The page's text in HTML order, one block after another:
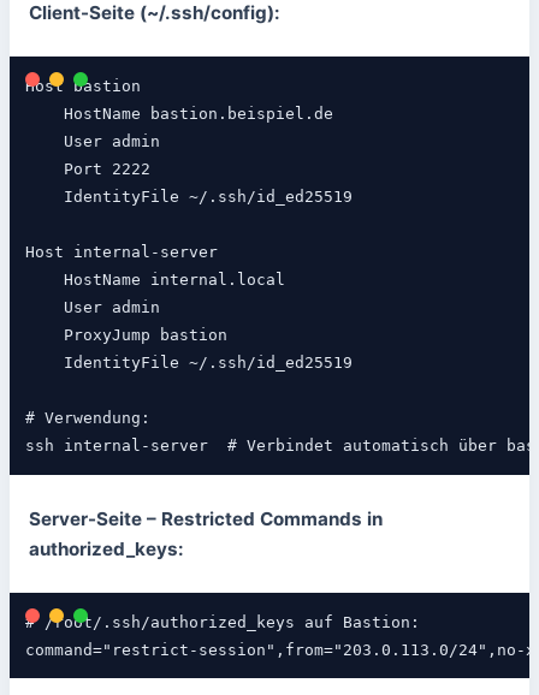
Client-Seite (~/.ssh/config):
Host bastion
    HostName bastion.beispiel.de
    User admin
    Port 2222
    IdentityFile ~/.ssh/id_ed25519
Host internal-server
    HostName internal.local
    User admin
    ProxyJump bastion
    IdentityFile ~/.ssh/id_ed25519
# Verwendung:
ssh internal-server  # Verbindet automatisch über
Server-Seite – Restricted Commands in
authorized_keys:
# /root/.ssh/authorized_keys auf Bastion:
command="restrict-session",from="203.0.113.0/24",no-